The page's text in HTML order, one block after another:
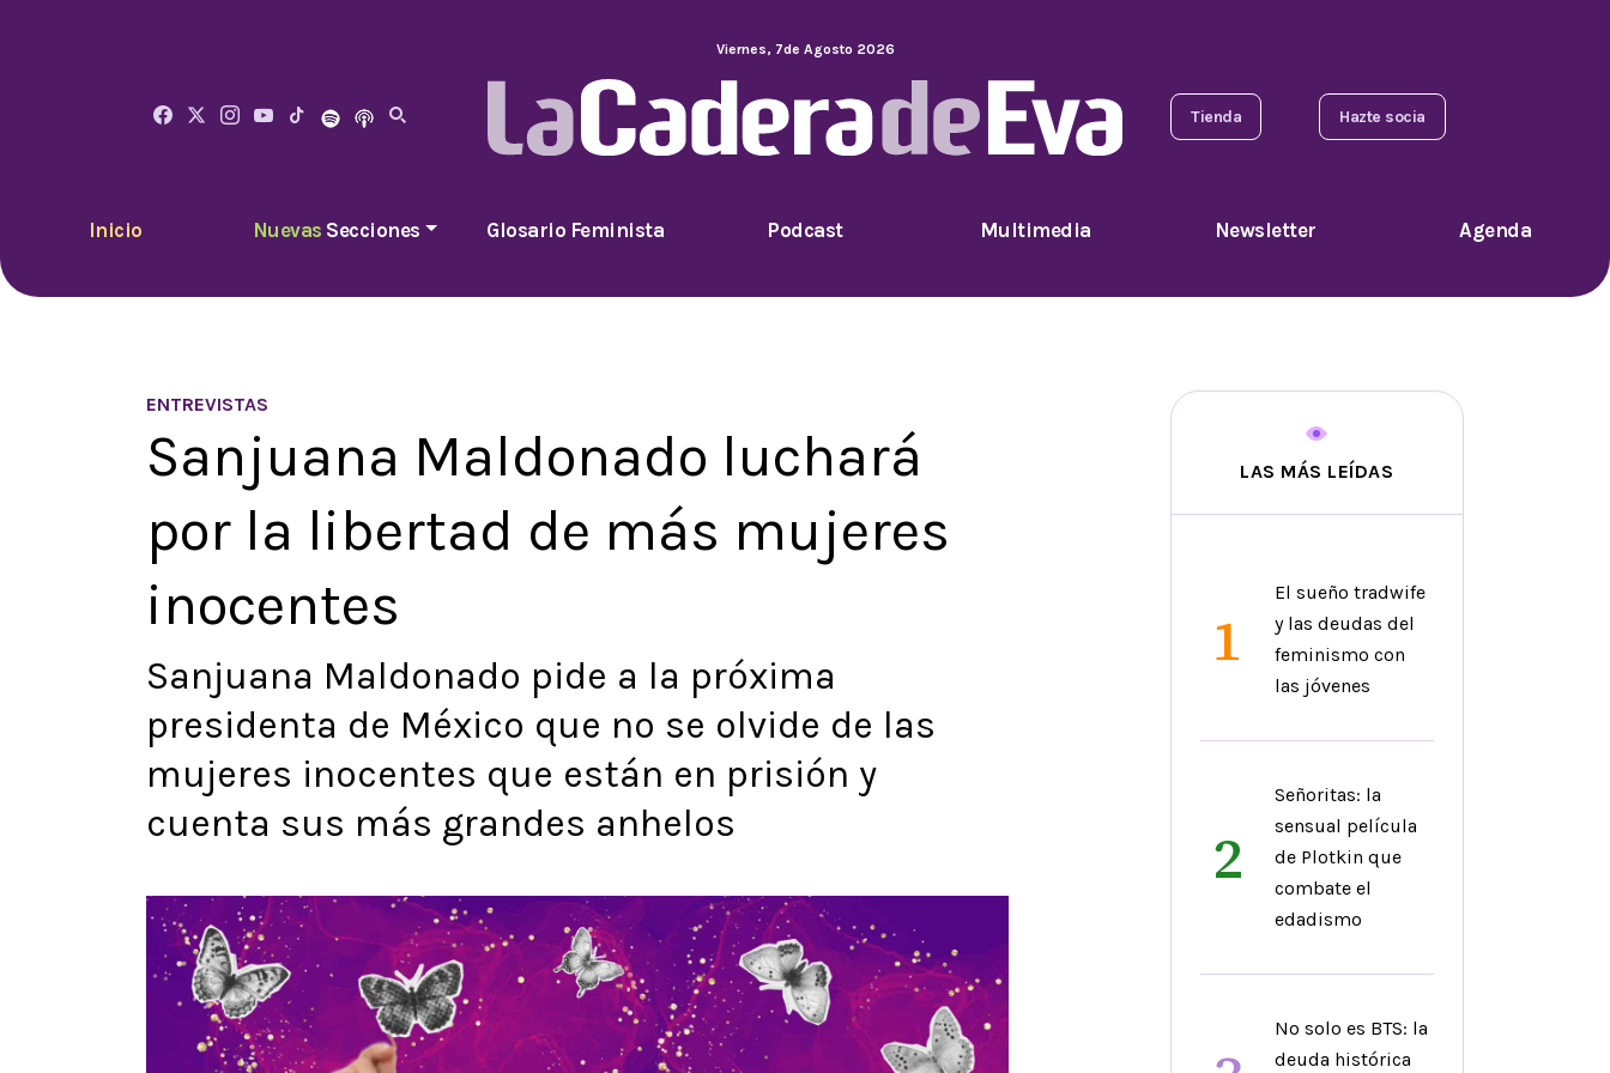
Viernes, 7de Agosto 2026
Tienda Hazte socia
Inicio Nuevas Secciones Glosario Feminista Podcast Multimedia Newsletter Agenda
ENTREVISTAS
Sanjuana Maldonado luchará
por la libertad de más mujeres
inocentes
Sanjuana Maldonado pide a la próxima
presidenta de México que no se olvide de las
mujeres inocentes que están en prisión y
cuenta sus más grandes anhelos
LAS MÁS LEÍDAS
1
El sueño tradwife
y las deudas del
feminismo con
las jóvenes
2
Señoritas: la
sensual película
de Plotkin que
combate el
edadismo
No solo es BTS: la
deuda histórica